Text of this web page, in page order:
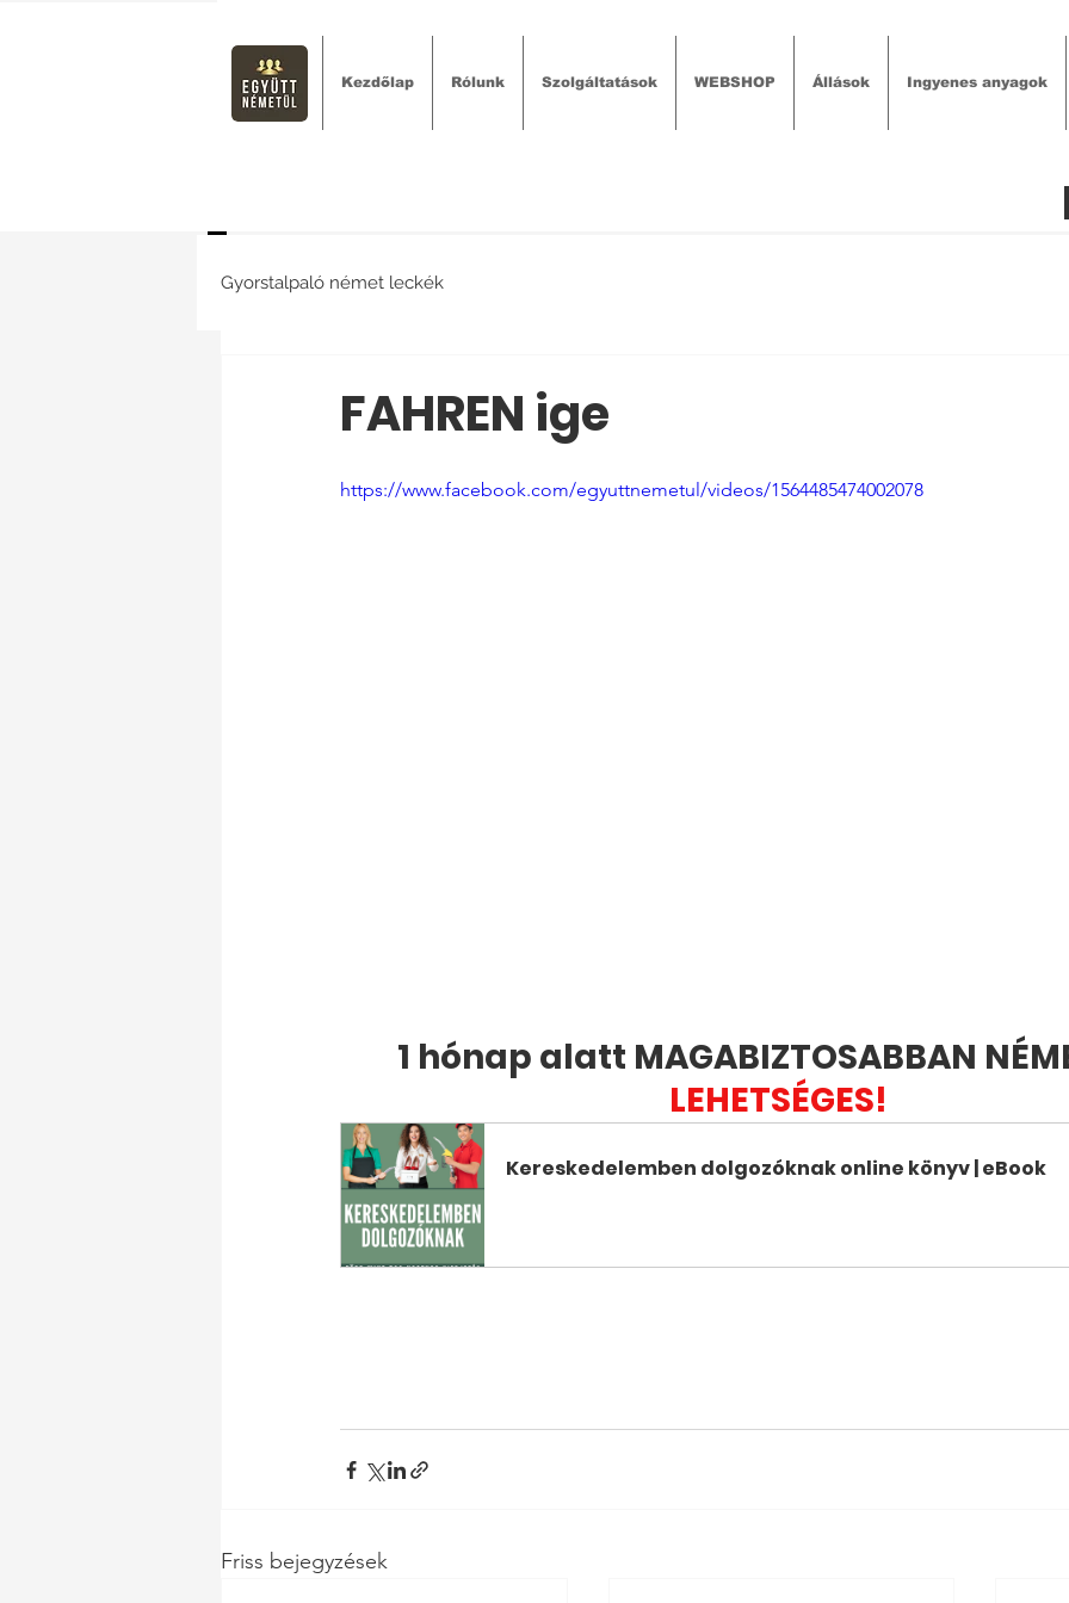
Kezdőlap Rólunk Szolgáltatások WEBSHOP Állások Ingyenes anyagok
Gyorstalpaló német leckék
FAHREN ige
https://www.facebook.com/egyuttnemetul/videos/1564485474002078
1 hónap alatt MAGABIZTOSABBAN
LEHETSÉGES!
Kereskedelemben dolgozóknak online könyv | eBook
Friss bejegyzések